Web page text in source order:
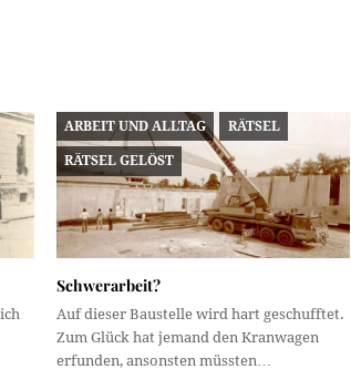
ARBEIT UND ALLTAG RÄTSEL
RÄTSEL GELÖST
Schwerarbeit?
Auf dieser Baustelle wird hart geschufftet.
Zum Glück hat jemand den Kranwagen
erfunden, ansonsten müssten…